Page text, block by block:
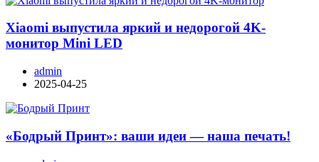
Xiaomi выпустила яркий и недорогой 4K-
монитор Mini LED
admin
2025-04-25
«Бодрый Принт»: ваши идеи — наша печать!